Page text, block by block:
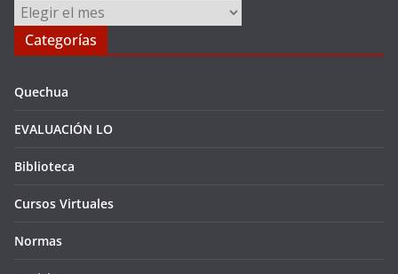
Archivos
Categorías
Quechua
EVALUACIÓN LO
Biblioteca
Cursos Virtuales
Normas